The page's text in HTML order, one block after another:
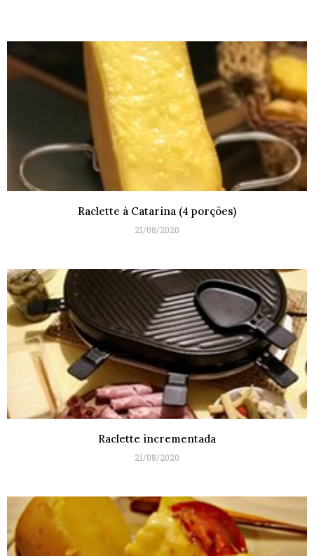
Raclette à Catarina (4 porções)
21/08/2020
Raclette incrementada
21/08/2020